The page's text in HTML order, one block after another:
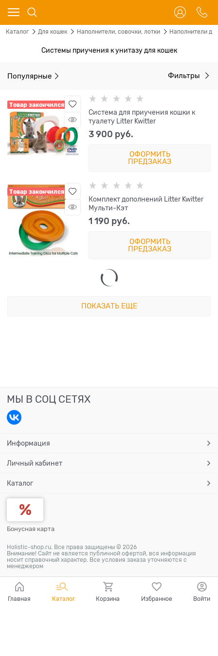
Каталог Для кошек Наполнители, совочки, лотки Наполнители
Системы приучения к унитазу для кошек
Популярные Фильтры
Товар закончился
Cистема для приучения кошки к
туалету Litter Kwitter
3 900 руб.
ОФОРМИТЬ
ПРЕДЗАКАЗ
Товар закончился
Комплект дополнений Litter Kwitter
Мульти-Кэт
1 190 руб.
ОФОРМИТЬ
ПРЕДЗАКАЗ
ПОКАЗАТЬ ЕЩЕ
МЫ В СОЦ СЕТЯХ
Информация
Личный кабинет
Каталог
Бонусная карта
Holistic-shop.ru. Все права защищены © 2026
Внимание! Сайт не является публичной офертой, вся информация
носит справочный характер. Все условия заказа уточняются с
менеджером
Главная Каталог Корзина Избранное Войти